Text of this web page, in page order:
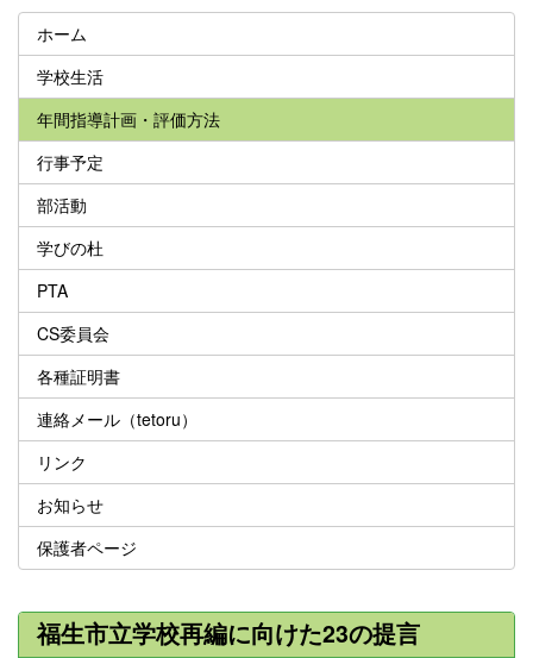
ホーム
学校生活
年間指導計画・評価方法
行事予定
部活動
学びの杜
PTA
CS委員会
各種証明書
連絡メール（tetoru）
リンク
お知らせ
保護者ページ
福生市立学校再編に向けた23の提言